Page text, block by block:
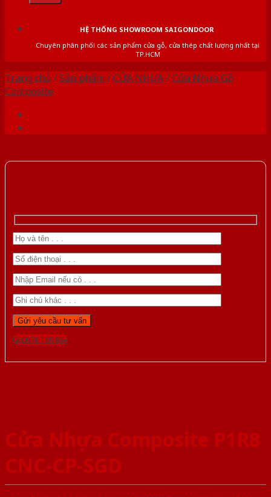
HỆ THỐNG SHOWROOM SAIGONDOOR
Chuyên phân phối các sản phẩm cửa gỗ, cửa thép chất lượng nhất tại
TP.HCM
Trang chủ /Sản phẩm /CỬA NHỰA/Cửa Nhựa Gỗ
Composite
Gọi 0976.169.864
Cửa Nhựa Composite P1R8
CNC-CP-SGD